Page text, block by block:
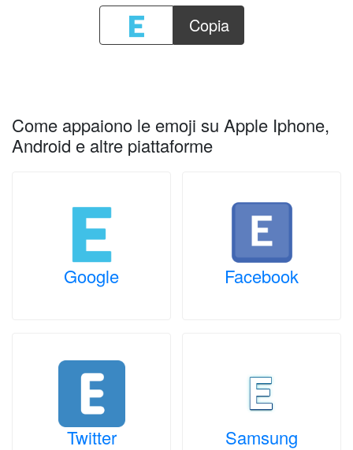
Copia
Come appaiono le emoji su Apple Iphone,
Android e altre piattaforme
Google Facebook
Twitter Samsung